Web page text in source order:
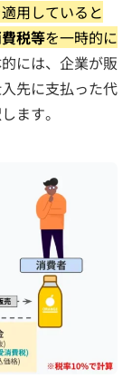
用していると
税等を一時的に
には、企業が販
先に支払った代
ます。